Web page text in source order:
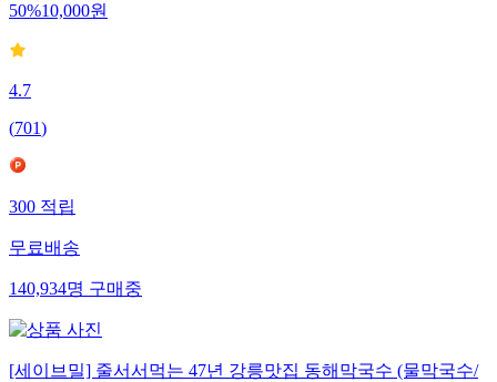
50%10,000원
4.7
(701)
300 적립
무료배송
140,934명 구매중
[세이브밀] 줄서서먹는 47년 강릉맛집 동해막국수 (물막국수/